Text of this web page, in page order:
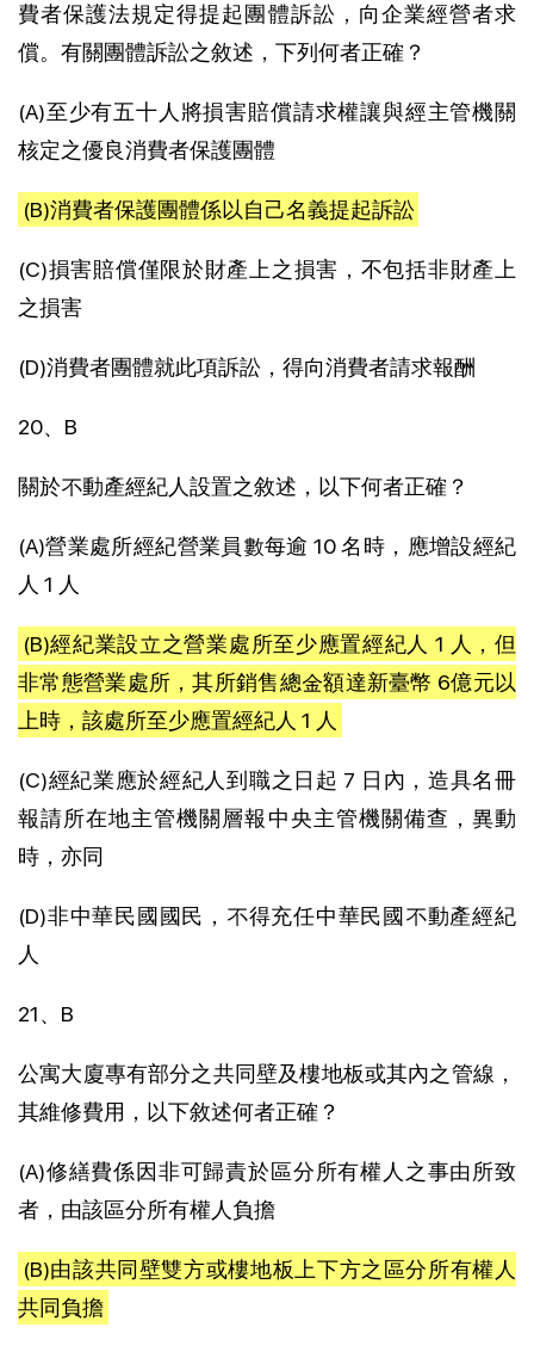
費者保護法規定得提起團體訴訟，向企業經營者求
償。有關團體訴訟之敘述，下列何者正確？
(A)至少有五十人將損害賠償請求權讓與經主管機關
核定之優良消費者保護團體
(B)消費者保護團體係以自己名義提起訴訟
(C)損害賠償僅限於財產上之損害，不包括非財產上
之損害
(D)消費者團體就此項訴訟，得向消費者請求報酬
20、B
關於不動產經紀人設置之敘述，以下何者正確？
(A)營業處所經紀營業員數每逾 10 名時，應增設經紀
人 1 人
(B)經紀業設立之營業處所至少應置經紀人 1 人，但
非常態營業處所，其所銷售總金額達新臺幣 6億元以
上時，該處所至少應置經紀人 1 人
(C)經紀業應於經紀人到職之日起 7 日內，造具名冊
報請所在地主管機關層報中央主管機關備查，異動
時，亦同
(D)非中華民國國民，不得充任中華民國不動產經紀
人
21、B
公寓大廈專有部分之共同壁及樓地板或其內之管線，
其維修費用，以下敘述何者正確？
(A)修繕費係因非可歸責於區分所有權人之事由所致
者，由該區分所有權人負擔
(B)由該共同壁雙方或樓地板上下方之區分所有權人
共同負擔